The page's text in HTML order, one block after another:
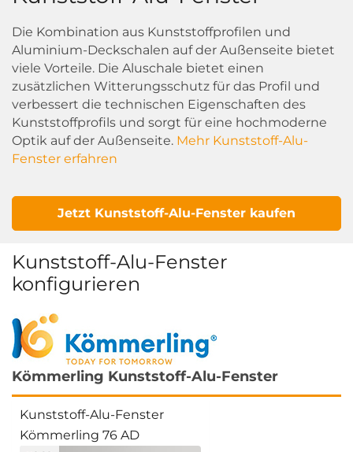
Die Kombination aus Kunststoffprofilen und
Aluminium-Deckschalen auf der Außenseite bietet
viele Vorteile. Die Aluschale bietet einen
zusätzlichen Witterungsschutz für das Profil und
verbessert die technischen Eigenschaften des
Kunststoffprofils und sorgt für eine hochmoderne
Optik auf der Außenseite. Mehr Kunststoff-Alu-
Fenster erfahren
Jetzt Kunststoff-Alu-Fenster kaufen
Kunststoff-Alu-Fenster
konfigurieren
Kömmerling Kunststoff-Alu-Fenster
Kunststoff-Alu-Fenster
Kömmerling 76 AD